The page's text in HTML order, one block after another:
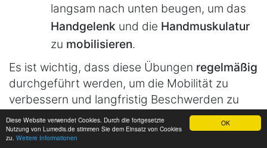
OK
Diese Website verwendet Cookies. Durch die fortgesetzte
Nutzung von Lumedis.de stimmen Sie dem Einsatz von Cookies
zu. Weitere Informationen
langsam nach unten beugen, um das
Handgelenk und die Handmuskulatur
zu mobilisieren.
Es ist wichtig, dass diese Übungen regelmäßig
durchgeführt werden, um die Mobilität zu
verbessern und langfristig Beschwerden zu
lindern. In schwereren Fällen sollten die
Übungen unter Anleitung eines